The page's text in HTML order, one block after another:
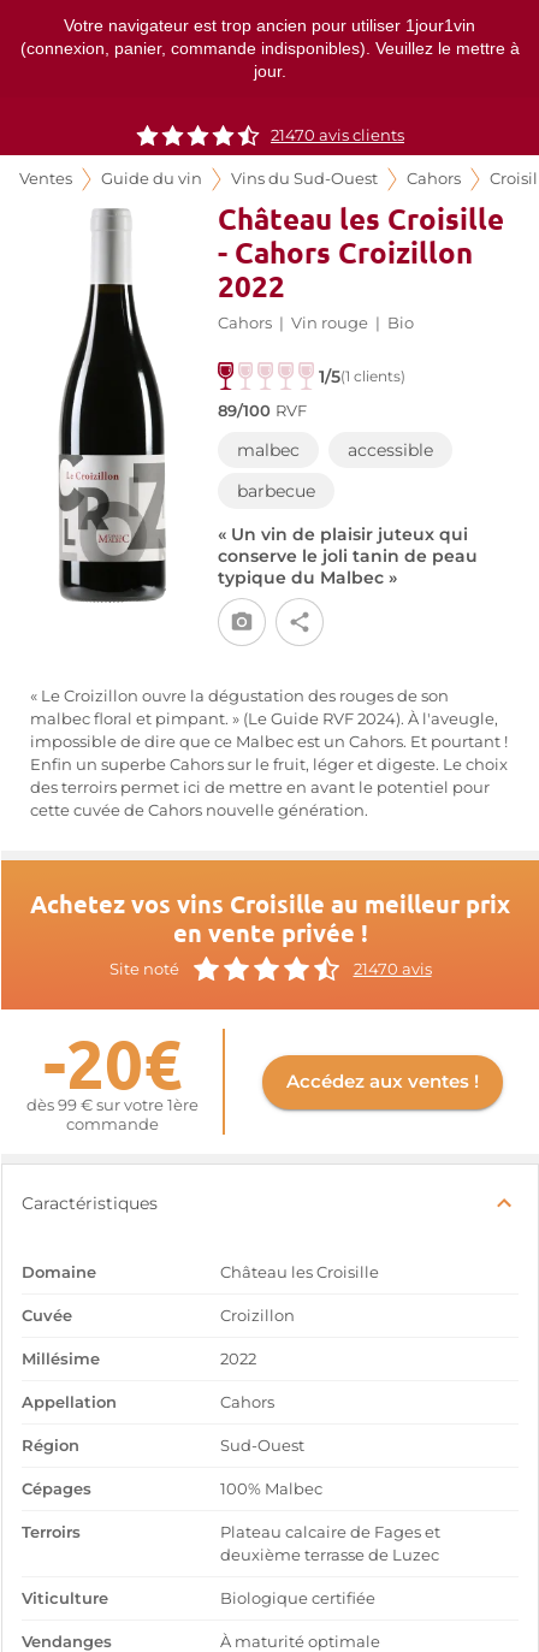
Votre navigateur est trop ancien pour utiliser 1jour1vin
(connexion, panier, commande indisponibles). Veuillez le mettre à
jour.
21470 avis clients
Ventes Guide du vin Vins du Sud-Ouest Cahors
Château les Croisille
- Cahors Croizillon
2022
Cahors | Vin rouge | Bio
1/5(1 clients)
89/100 RVF
malbec
accessible
barbecue
« Un vin de plaisir juteux qui
conserve le joli tanin de peau
typique du Malbec »
« Le Croizillon ouvre la dégustation des rouges de son
malbec floral et pimpant. » (Le Guide RVF 2024). À l'aveugle,
impossible de dire que ce Malbec est un Cahors. Et pourtant !
Enfin un superbe Cahors sur le fruit, léger et digeste. Le choix
des terroirs permet ici de mettre en avant le potentiel pour
cette cuvée de Cahors nouvelle génération.
Achetez vos vins Croisille au meilleur prix
en vente privée !
Site noté 21470 avis
-20€
dès 99 € sur votre 1ère
commande
Accédez aux ventes !
Caractéristiques
Domaine Château les Croisille
Cuvée Croizillon
Millésime 2022
Appellation Cahors
Région Sud-Ouest
Cépages 100% Malbec
Terroirs
Plateau calcaire de Fages et
deuxième terrasse de Luzec
Viticulture Biologique certifiée
Vendanges À maturité optimale